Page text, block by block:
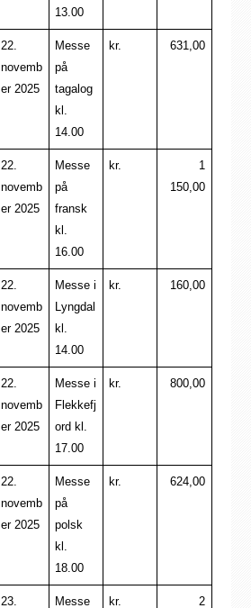
13.00
22.
novemb
er 2025
Messe
på
tagalog
kl.
14.00
kr. 631,00
22.
novemb
er 2025
Messe
på
fransk
kl.
16.00
kr.
1
150,00
22.
novemb
er 2025
Messe i
Lyngdal
kl.
14.00
kr. 160,00
22.
novemb
er 2025
Messe i
Flekkefj
ord kl.
17.00
kr. 800,00
22.
novemb
er 2025
Messe
på
polsk
kl.
18.00
kr. 624,00
23. Messe kr. 2